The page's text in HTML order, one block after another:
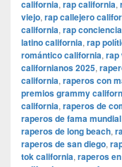
california, rap california,
viejo, rap callejero
california, rap
latino california, rap
romántico california, rap
californianos 2025,
california, raperos con
premios grammy
california, raperos de
raperos de fama
raperos de long beach,
raperos de san diego,
tok california, raperos